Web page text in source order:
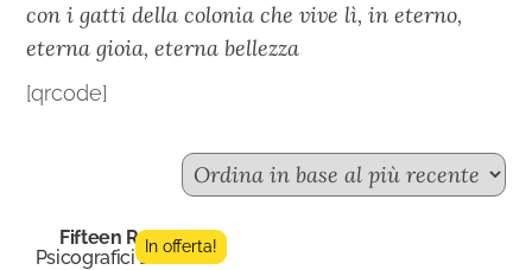
con i gatti della colonia che vive lì, in eterno,
eterna gioia, eterna bellezza
[qrcode]
Fifteen Roma
Psicografici Editore
In offerta!